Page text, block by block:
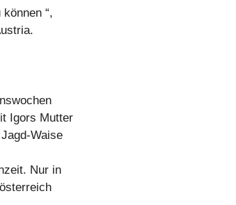
“,
Igors Mutter
Waise
Nur in